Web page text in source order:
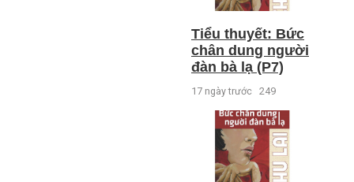
Tiểu thuyết: Bức
chân dung người
đàn bà lạ (P7)
17 ngày trước 249